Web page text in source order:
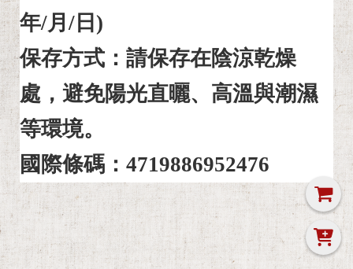
年/月/日)
保存方式：請保存在陰涼乾燥
處，避免陽光直曬、高溫與潮濕
等環境。
國際條碼：4719886952476